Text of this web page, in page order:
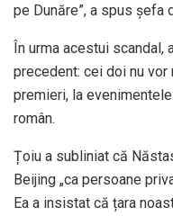
pe Dunăre”, a spus șefa
În urma acestui scandal,
precedent: cei doi nu
premieri, la
român.
Țoiu a subliniat că
Beijing „ca persoane
Ea a insistat că țara